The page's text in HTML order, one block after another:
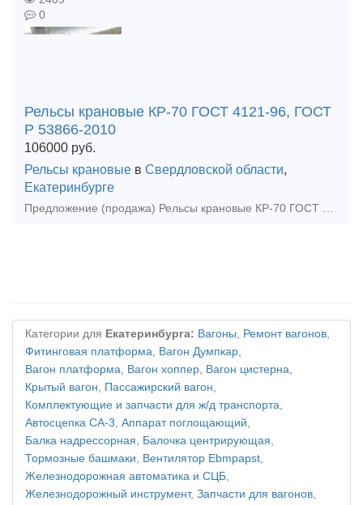
0
Рельсы крановые КР-70 ГОСТ 4121-96, ГОСТ
Р 53866-2010
106000 руб.
Рельсы крановые в Свердловской области,
Екатеринбурге
Категории для Екатеринбурга: Вагоны, Ремонт вагонов,
Фитинговая платформа, Вагон Думпкар,
Вагон платформа, Вагон хоппер, Вагон цистерна,
Крытый вагон, Пассажирский вагон,
Комплектующие и запчасти для ж/д транспорта,
Автосцепка СА-3, Аппарат поглощающий,
Балка надрессорная, Балочка центрирующая,
Тормозные башмаки, Вентилятор Ebmpapst,
Железнодорожная автоматика и СЦБ,
Железнодорожный инструмент, Запчасти для вагонов,